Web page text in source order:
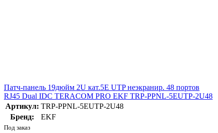
Патч-панель 19дюйм 2U кат.5E UTP неэкранир. 48 портов
RJ45 Dual IDC TERACOM PRO EKF TRP-PPNL-5EUTP-2U48
Артикул: TRP-PPNL-5EUTP-2U48
Бренд:
EKF
Под заказ